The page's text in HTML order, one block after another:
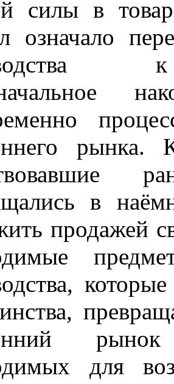
силы в
означало
к
рынка.
в
продажей
рынок
для